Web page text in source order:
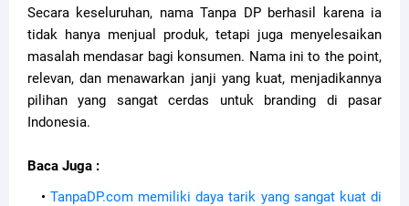
Secara keseluruhan, nama Tanpa DP berhasil karena ia
tidak hanya menjual produk, tetapi juga menyelesaikan
masalah mendasar bagi konsumen. Nama ini to the point,
relevan, dan menawarkan janji yang kuat, menjadikannya
pilihan yang sangat cerdas untuk branding di pasar
Indonesia.
Baca Juga :
TanpaDP.com memiliki daya tarik yang sangat kuat di